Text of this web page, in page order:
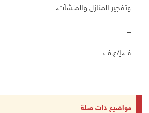
وتفجير المنازل والمنشآت.
ــــ
ف.إ/ع.ف
مواضيع ذات صلة